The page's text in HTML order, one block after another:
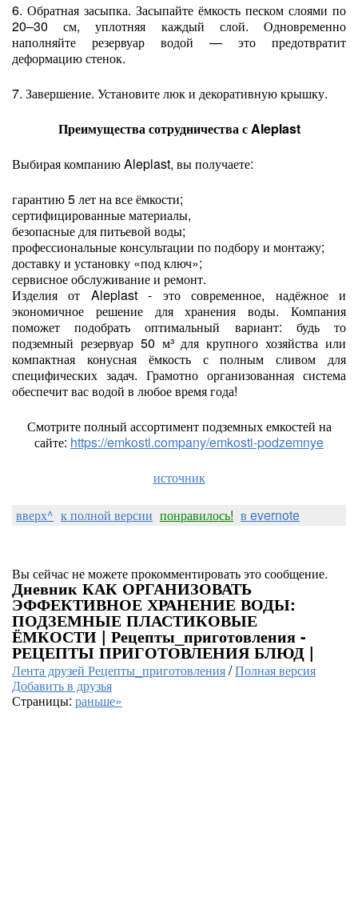
6. Обратная засыпка. Засыпайте ёмкость песком слоями по
20–30 см, уплотняя каждый слой. Одновременно
наполняйте резервуар водой — это предотвратит
деформацию стенок.
7. Завершение. Установите люк и декоративную крышку.
Преимущества сотрудничества с Aleplast
Выбирая компанию Aleplast, вы получаете:
гарантию 5 лет на все ёмкости;
сертифицированные материалы,
безопасные для питьевой воды;
профессиональные консультации по подбору и монтажу;
доставку и установку «под ключ»;
сервисное обслуживание и ремонт.
Изделия от Aleplast - это современное, надёжное и
экономичное решение для хранения воды. Компания
поможет подобрать оптимальный вариант: будь то
подземный резервуар 50 м³ для крупного хозяйства или
компактная конусная ёмкость с полным сливом для
специфических задач. Грамотно организованная система
обеспечит вас водой в любое время года!
Смотрите полный ассортимент подземных емкостей на
сайте: https://emkosti.company/emkosti-podzemnye
источник
вверх^ к полной версии понравилось! в evernote
Вы сейчас не можете прокомментировать это сообщение.
Дневник КАК ОРГАНИЗОВАТЬ
ЭФФЕКТИВНОЕ ХРАНЕНИЕ ВОДЫ:
ПОДЗЕМНЫЕ ПЛАСТИКОВЫЕ
ЁМКОСТИ | Рецепты_приготовления -
РЕЦЕПТЫ ПРИГОТОВЛЕНИЯ БЛЮД |
Лента друзей Рецепты_приготовления/Полная версия
Добавить в друзья
Страницы: раньше»